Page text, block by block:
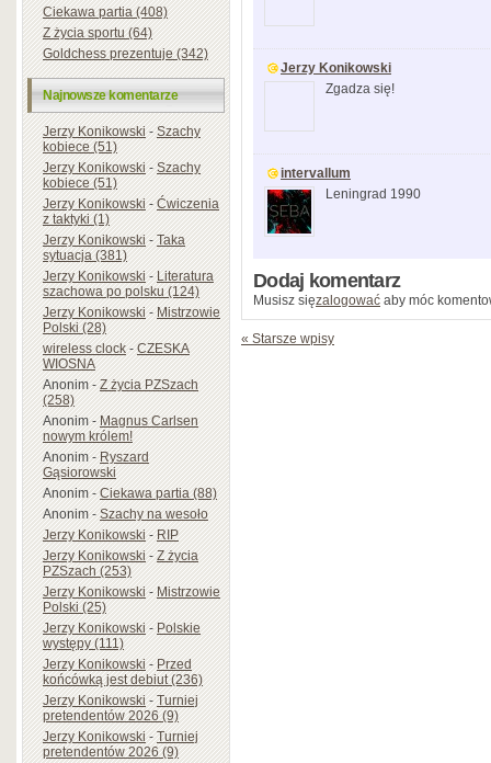
Ciekawa partia (408)
Z życia sportu (64)
Goldchess prezentuje (342)
Najnowsze komentarze
Jerzy Konikowski-Szachy
kobiece (51)
Jerzy Konikowski-Szachy
kobiece (51)
Jerzy Konikowski-Ćwiczenia
z taktyki (1)
Jerzy Konikowski-Taka
sytuacja (381)
Jerzy Konikowski-Literatura
szachowa po polsku (124)
Jerzy Konikowski-Mistrzowie
Polski (28)
wireless clock-CZESKA
WIOSNA
Anonim-Z życia PZSzach
(258)
Anonim-Magnus Carlsen
nowym królem!
Anonim-Ryszard
Gąsiorowski
Anonim-Ciekawa partia (88)
Anonim-Szachy na wesoło
Jerzy Konikowski-RIP
Jerzy Konikowski-Z życia
PZSzach (253)
Jerzy Konikowski-Mistrzowie
Polski (25)
Jerzy Konikowski-Polskie
występy (111)
Jerzy Konikowski-Przed
końcówką jest debiut (236)
Jerzy Konikowski-Turniej
pretendentów 2026 (9)
Jerzy Konikowski-Turniej
pretendentów 2026 (9)
Jerzy Konikowski
Zgadza się!
intervallum
Leningrad 1990
Dodaj komentarz
Musisz sięzalogować aby móc
« Starsze wpisy